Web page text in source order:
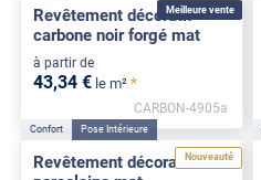
Meilleure vente
Revêtement décoratif
carbone noir forgé mat
à partir de
43,34 € le m² *
CARBON-4905a
Nouveauté
Confort Pose Intérieure
Revêtement décoratif